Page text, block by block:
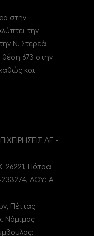
στην
την
Ν. Στερεά
673 στην
και
ΑΕ -
26221, Πάτρα.
ΔΟΥ: A
Πέττας
Νόμιμος